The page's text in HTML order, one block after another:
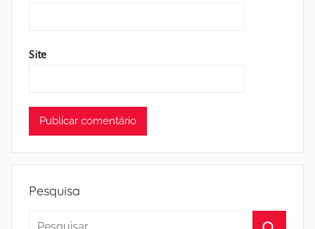
Site
Pesquisa
Pesquisar